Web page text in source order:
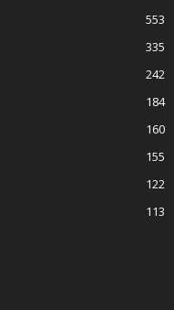
553
335
242
184
160
155
122
113